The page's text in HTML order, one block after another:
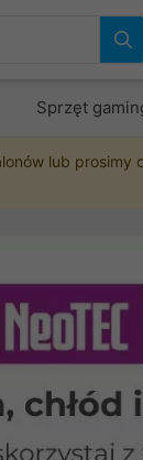
Sprzęt
lub